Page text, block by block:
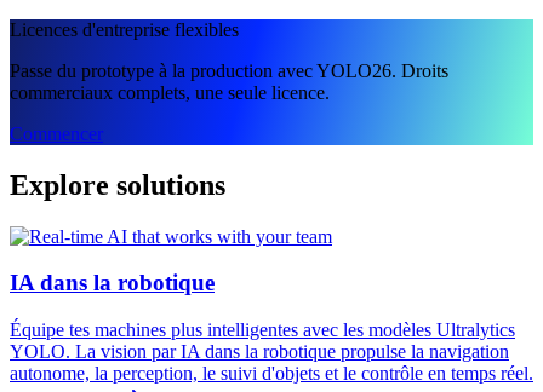
Licences d'entreprise flexibles
Passe du prototype à la production avec YOLO26. Droits
commerciaux complets, une seule licence.
Commencer
Explore solutions
IA dans la robotique
Équipe tes machines plus intelligentes avec les modèles Ultralytics
YOLO. La vision par IA dans la robotique propulse la navigation
autonome, la perception, le suivi d'objets et le contrôle en temps réel.